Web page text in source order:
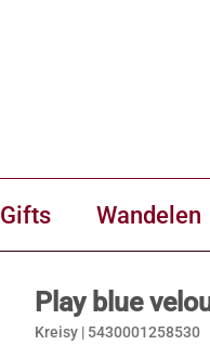
Gifts Wandelen
Play blue
Kreisy | 5430001258530